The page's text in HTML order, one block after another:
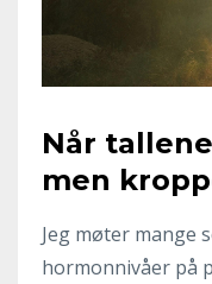
Når
men
Jeg møter mange
hormonnivåer på